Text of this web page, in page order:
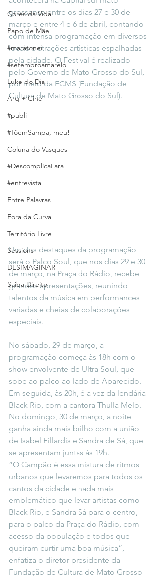
Cores da Vida
Papo de Mãe
#maratonei
#setembroamarelo
Luke do Dia
Arq + Cine
#publi
#TôemSampa, meu!
Coluna do Vasques
#DescomplicaLara
#entrevista
Entre Palavras
Fora da Curva
Território Livre
Sessions
DESIMAGINAR
Saiba Direito
grossense entre os dias 27 e 30 de
março e entre 4 e 6 de abril, contando
com intensa programação em diversos
locais e atrações artísticas espalhadas
pela cidade. O Festival é realizado
pelo Governo de Mato Grosso do Sul,
por meio da FCMS (Fundação de
Cultura de Mato Grosso do Sul).
Um dos destaques da programação
será o Palco Soul, que nos dias 29 e 30
de março, na Praça do Rádio, recebe
grandes apresentações, reunindo
talentos da música em performances
variadas e cheias de colaborações
especiais.
No sábado, 29 de março, a
programação começa às 18h com o
show envolvente do Ultra Soul, que
sobe ao palco ao lado de Aparecido.
Em seguida, às 20h, é a vez da lendária
Black Rio, com a cantora Thulla Melo.
No domingo, 30 de março, a noite
ganha ainda mais brilho com a união
de Isabel Fillardis e Sandra de Sá, que
se apresentam juntas às 19h.
“O Campão é essa mistura de ritmos
urbanos que levaremos para todos os
cantos da cidade e nada mais
emblemático que levar artistas como
Black Rio, e Sandra Sá para o centro,
para o palco da Praça do Rádio, com
acesso da população e todos que
queiram curtir uma boa música”,
enfatiza o diretor-presidente da
Fundação de Cultura de Mato Grosso